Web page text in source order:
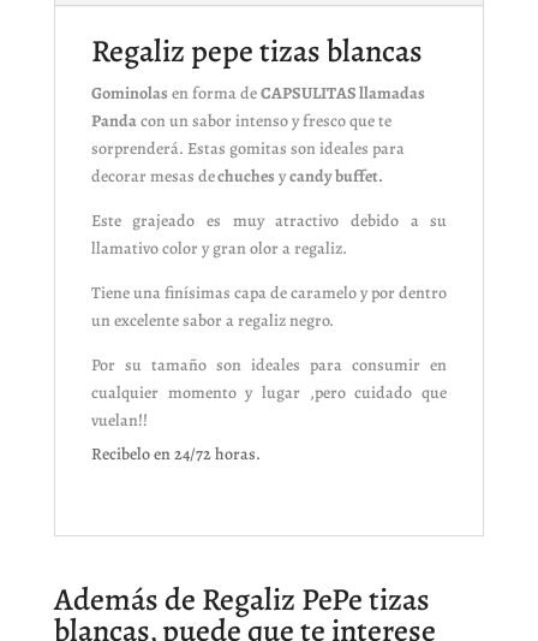
Regaliz pepe tizas blancas
Gominolas en forma deCAPSULITAS llamadas
Pandacon un sabor intenso y fresco que te
sorprenderá. Estas gomitas son ideales para
decorar mesas dechuches ycandy buffet.
Este grajeado es muy atractivo debido a su
llamativo color y gran olor a regaliz.
Tiene una finísimas capa de caramelo y por dentro
un excelente sabor a regaliz negro.
Por su tamaño son ideales para consumir en
cualquier momento y lugar ,pero cuidado que
vuelan!!
Recibelo en 24/72 horas.
Además de Regaliz PePe tizas
blancas, puede que te interese